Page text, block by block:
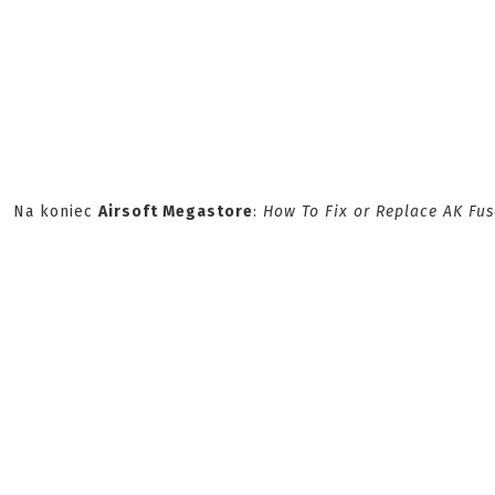
Na koniec Airsoft Megastore: How To Fix or Replace AK